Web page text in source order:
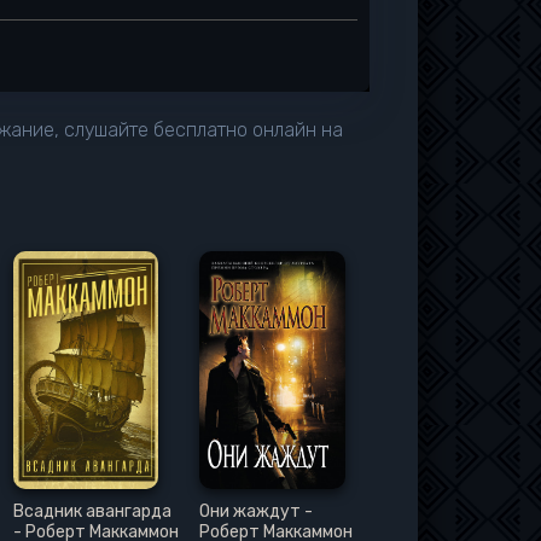
слушайте бесплатно онлайн на
Всадник авангарда
- Роберт Маккаммон
Они жаждут -
Роберт Маккаммон